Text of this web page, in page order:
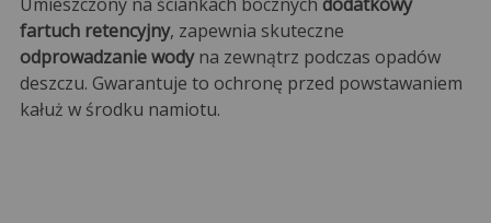
fartuch retencyjny, zapewnia skuteczne
odprowadzanie wodyna zewnątrz podczas opadów
deszczu. Gwarantuje to ochronę przed powstawaniem
kałuż w środku namiotu.